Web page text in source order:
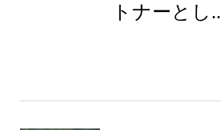
トナーとし